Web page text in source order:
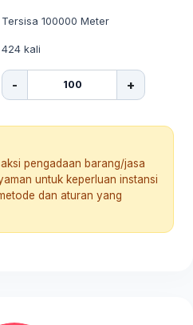
Tersisa 100000 Meter
424 kali
- +
pengadaan barang/jasa
untuk keperluan instansi
dan aturan yang